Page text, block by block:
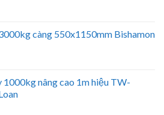
càng 550x1150mm Bishamon
1000kg nâng cao 1m hiệu TW-